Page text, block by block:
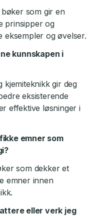
som gir en
prinsipper og
eksempler og øvelser.
kunnskapen i
kjemiteknikk gir deg
eksisterende
effektive løsninger i
emner som
som dekker et
emner innen
eller verk jeg